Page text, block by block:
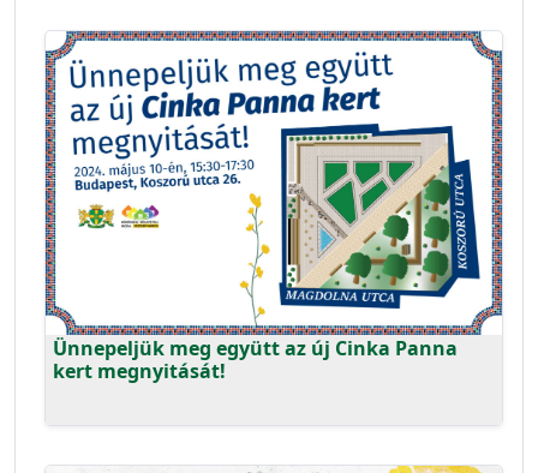
Ünnepeljük meg együtt az új Cinka Panna
kert megnyitását!